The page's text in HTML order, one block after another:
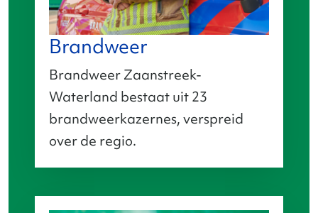
Brandweer
Brandweer Zaanstreek-
Waterland bestaat uit 23
brandweerkazernes, verspreid
over de regio.